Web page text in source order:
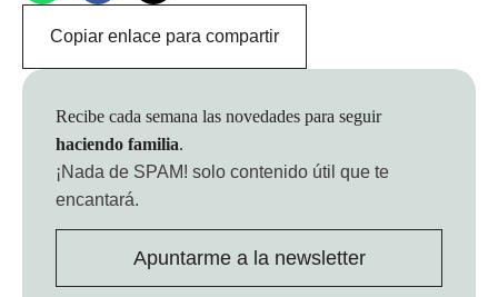
Copiar enlace para compartir
Recibe cada semana las novedades para seguir
haciendo familia.
¡Nada de SPAM! solo contenido útil que te
encantará.
Apuntarme a la newsletter